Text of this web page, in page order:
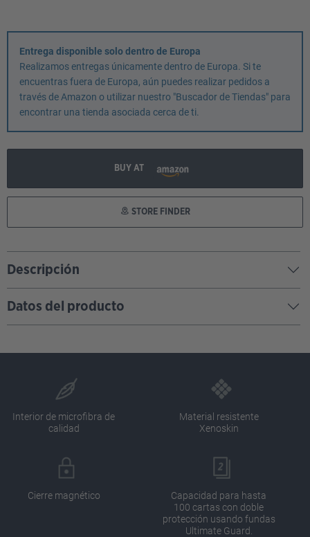
Entrega disponible solo dentro de Europa
Realizamos entregas únicamente dentro de Europa. Si te
encuentras fuera de Europa, aún puedes realizar pedidos a
través de Amazon o utilizar nuestro "Buscador de Tiendas" para
encontrar una tienda asociada cerca de ti.
BUY AT
STORE FINDER
Descripción
Datos del producto
Interior de microfibra de
calidad
Material resistente
Xenoskin
Cierre magnético
Capacidad para hasta
100 cartas con doble
protección usando fundas
Ultimate Guard.